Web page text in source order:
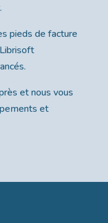
pieds de facture
et nous vous
et